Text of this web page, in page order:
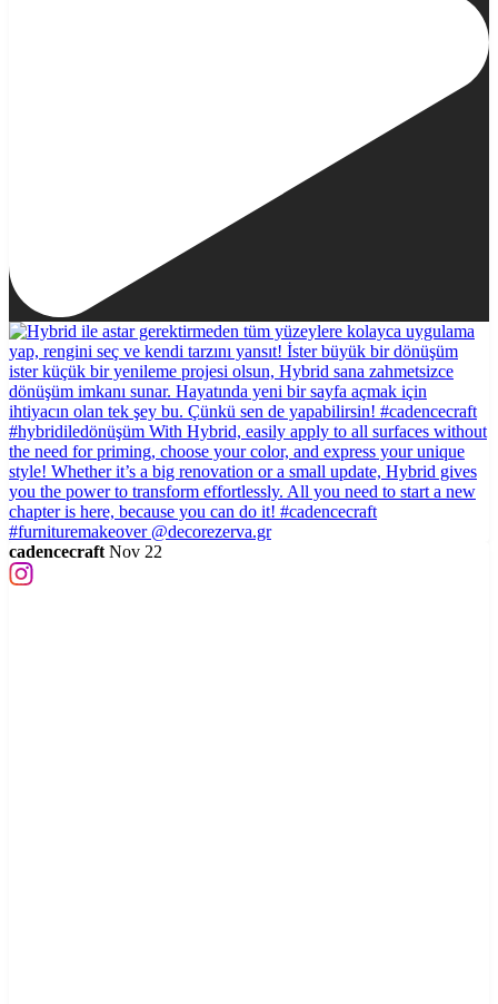
cadencecraft Nov 22